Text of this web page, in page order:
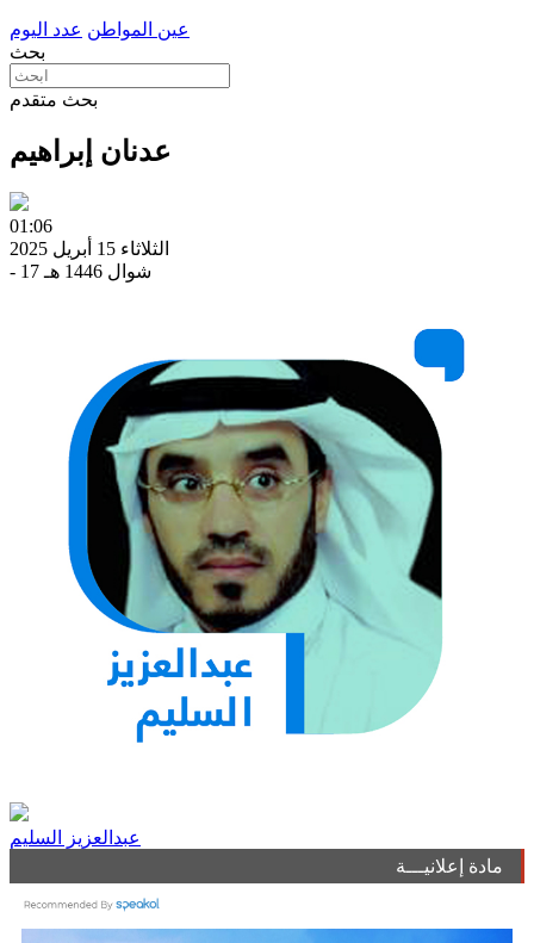
عين المواطن عدد اليوم
بحث
بحث متقدم
عدنان إبراهيم
01:06
الثلاثاء 15 أبريل 2025
- 17 شوال 1446 هـ
عبدالعزيز السليم
مادة إعلانيـــة